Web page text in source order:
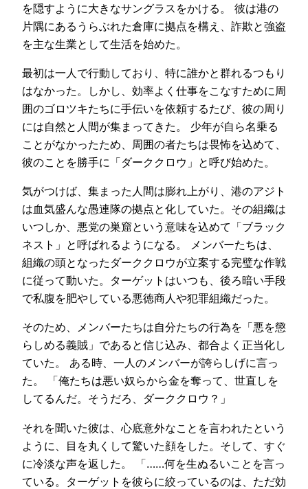
を隠すように大きなサングラスをかける。 彼は港の
片隅にあるうらぶれた倉庫に拠点を構え、詐欺と強盗
を主な生業として生活を始めた。
最初は一人で行動しており、特に誰かと群れるつもり
はなかった。しかし、効率よく仕事をこなすために周
囲のゴロツキたちに手伝いを依頼するたび、彼の周り
には自然と人間が集まってきた。 少年が自ら名乗る
ことがなかったため、周囲の者たちは畏怖を込めて、
彼のことを勝手に「ダーククロウ」と呼び始めた。
気がつけば、集まった人間は膨れ上がり、港のアジト
は血気盛んな愚連隊の拠点と化していた。その組織は
いつしか、悪党の巣窟という意味を込めて「ブラック
ネスト」と呼ばれるようになる。 メンバーたちは、
組織の頭となったダーククロウが立案する完璧な作戦
に従って動いた。ターゲットはいつも、後ろ暗い手段
で私腹を肥やしている悪徳商人や犯罪組織だった。
そのため、メンバーたちは自分たちの行為を「悪を懲
らしめる義賊」であると信じ込み、都合よく正当化し
ていた。 ある時、一人のメンバーが誇らしげに言っ
た。 「俺たちは悪い奴らから金を奪って、世直しを
してるんだ。そうだろ、ダーククロウ？」
それを聞いた彼は、心底意外なことを言われたという
ように、目を丸くして驚いた顔をした。そして、すぐ
に冷淡な声を返した。 「……何を生ぬるいことを言っ
ている。ターゲットを彼らに絞っているのは、ただ効